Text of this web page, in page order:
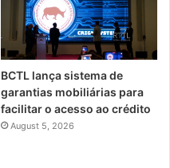
BCTL lança sistema de
garantias mobiliárias para
facilitar o acesso ao crédito
August 5, 2026